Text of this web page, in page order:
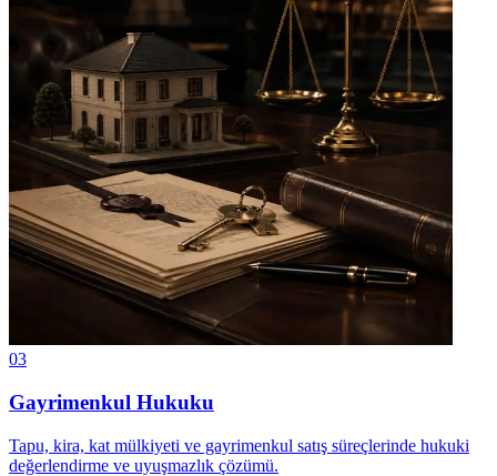
03
Gayrimenkul Hukuku
Tapu, kira, kat mülkiyeti ve gayrimenkul satış süreçlerinde hukuki
değerlendirme ve uyuşmazlık çözümü.